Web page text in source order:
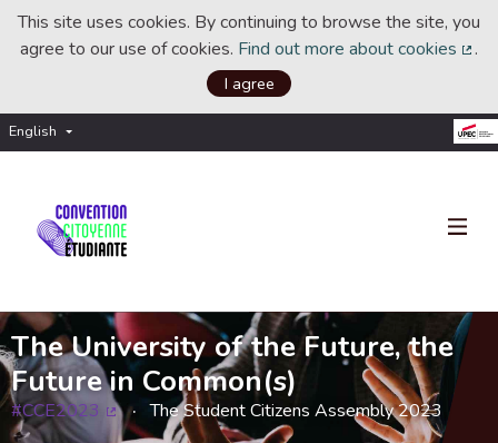
This site uses cookies. By continuing to browse the site, you
agree to our use of cookies. Find out more about cookies .
I agree
English Choisir la langue
The University of the Future, the
Future in Common(s)
#CCE2023
(External link)
The Student Citizens Assembly 2023